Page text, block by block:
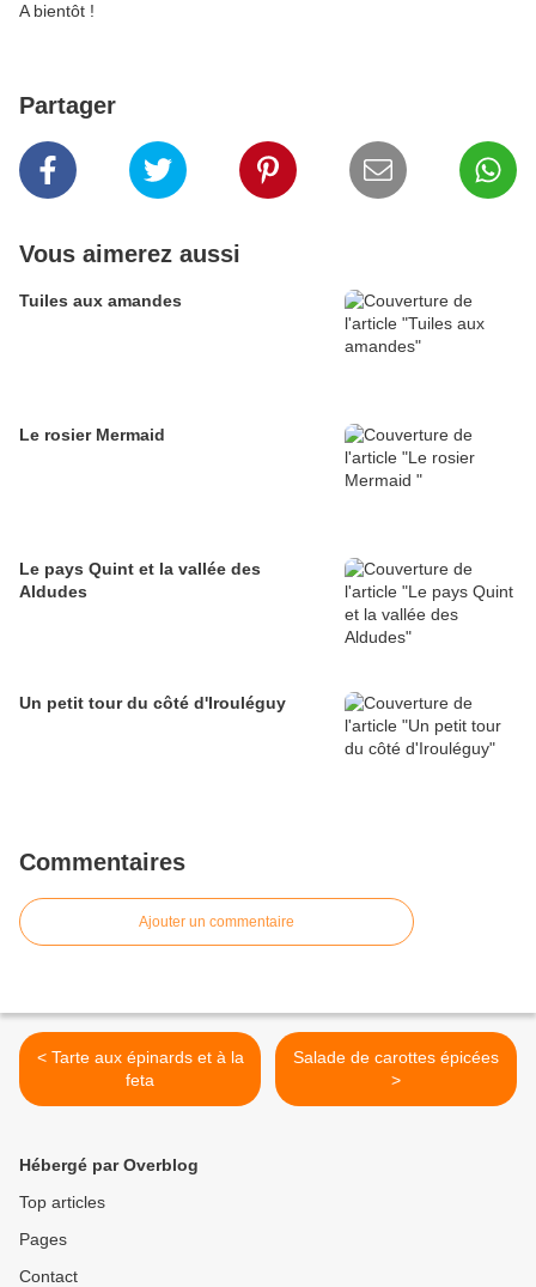
A bientôt !
Partager
Vous aimerez aussi
Tuiles aux amandes
Le rosier Mermaid
Le pays Quint et la vallée des
Aldudes
Un petit tour du côté d'Irouléguy
Commentaires
Ajouter un commentaire
< Tarte aux épinards et à la
feta
Salade de carottes épicées
>
Hébergé par Overblog
Top articles
Pages
Contact